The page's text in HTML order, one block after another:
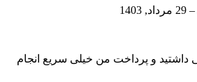
– 29 مرداد, 1403
و پرداخت من خیلی سریع انجام